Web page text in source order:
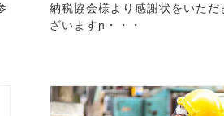
納税協会様より感謝状をいただ
ざいますɲ・・・